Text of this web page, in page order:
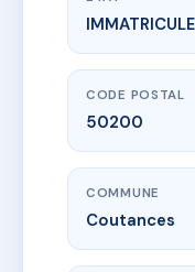
SDC 44
44 bd d alsace
CODE POSTAL
50200
COMMUNE
Coutances